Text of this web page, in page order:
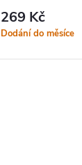
269 Kč
Dodání do měsíce